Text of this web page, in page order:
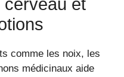
cerveau et
comme les noix, les
médicinaux aide